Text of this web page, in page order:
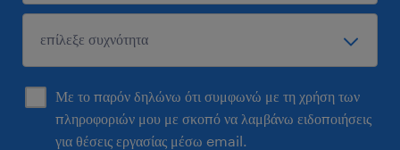
Με το παρόν δηλώνω ότι συμφωνώ με τη χρήση των
πληροφοριών μου με σκοπό να λαμβάνω ειδοποιήσεις
για θέσεις εργασίας μέσω email.